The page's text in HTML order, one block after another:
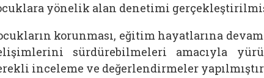
yönelik alan denetimi
korunması, eğitim hayatlarına
sürdürebilmeleri amacıyla
inceleme ve değerlendirmeler